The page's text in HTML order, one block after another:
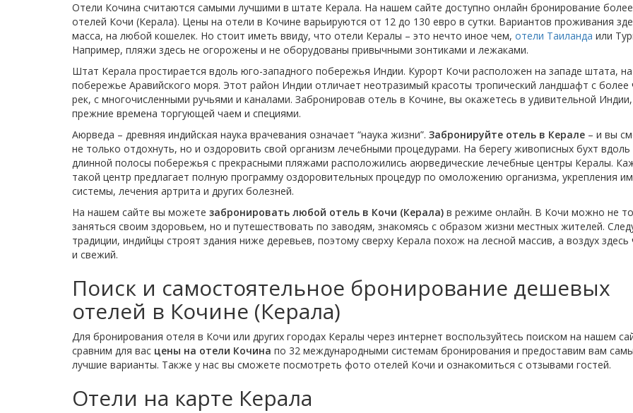
Отели Кочина считаются самыми лучшими в штате Керала. На нашем сайте доступно онлайн бронирование
отелей Кочи (Керала). Цены на отели в Кочине варьируются от 12 до 130 евро в сутки. Вариантов проживания
масса, на любой кошелек. Но стоит иметь ввиду, что отели Кералы – это нечто иное чем, отели Таиланда или
Например, пляжи здесь не огорожены и не оборудованы привычными зонтиками и лежаками.
Штат Керала простирается вдоль юго-западного побережья Индии. Курорт Кочи расположен на западе штата, на
побережье Аравийского моря. Этот район Индии отличает неотразимый красоты тропический ландшафт с более
рек, с многочисленными ручьями и каналами. Забронировав отель в Кочине, вы окажетесь в удивительной
прежние времена торгующей чаем и специями.
Аюрведа – древняя индийская наука врачевания означает “наука жизни”. Забронируйте отель в Керале – и вы
не только отдохнуть, но и оздоровить свой организм лечебными процедурами. На берегу живописных бухт вдоль
длинной полосы побережья с прекрасными пляжами расположились аюрведические лечебные центры Кералы.
такой центр предлагает полную программу оздоровительных процедур по омоложению организма, укрепления
системы, лечения артрита и других болезней.
На нашем сайте вы можете забронировать любой отель в Кочи (Керала) в режиме онлайн. В Кочи можно не
заняться своим здоровьем, но и путешествовать по заводям, знакомясь с образом жизни местных жителей.
традиции, индийцы строят здания ниже деревьев, поэтому сверху Керала похож на лесной массив, а воздух здесь
и свежий.
Поиск и самостоятельное бронирование дешевых
отелей в Кочине (Керала)
Для бронирования отеля в Кочи или других городах Кералы через интернет воспользуйтесь поиском на нашем
сравним для вас цены на отели Кочина по 32 международными системам бронирования и предоставим вам
лучшие варианты. Также у нас вы сможете посмотреть фото отелей Кочи и ознакомиться с отзывами гостей.
Отели на карте Керала